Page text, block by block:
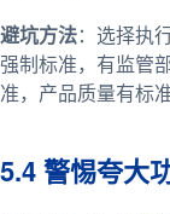
避坑方法：选择执
强制标准，有监管
准，产品质量有标
5.4 警惕夸大